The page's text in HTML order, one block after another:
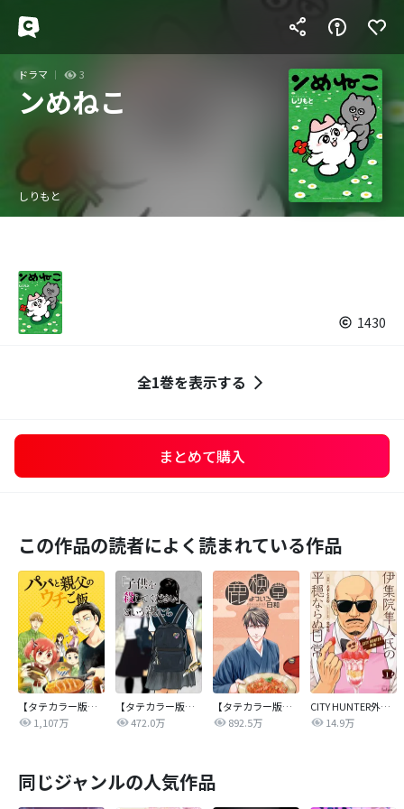
ドラマ 3
ンめねこ
しりもと
1430
全1巻を表示する
まとめて購入
この作品の読者によく読まれている作品
【タテカラー版】パパと親父のウチご飯
1,107万
【タテカラー版】｢子供を殺してください｣という親たち
472.0万
【タテカラー版】鹿楓堂よついろ日和
892.5万
CITY HUNTER外伝 伊集院隼人氏の平穏ならぬ日常
14.9万
同じジャンルの人気作品